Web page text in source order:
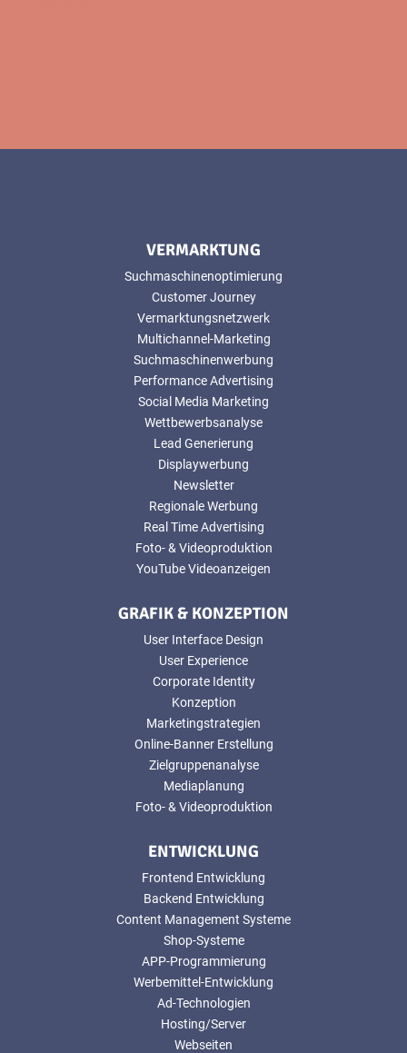
VERMARKTUNG
Suchmaschinenoptimierung
Customer Journey
Vermarktungsnetzwerk
Multichannel-Marketing
Suchmaschinenwerbung
Performance Advertising
Social Media Marketing
Wettbewerbsanalyse
Lead Generierung
Displaywerbung
Newsletter
Regionale Werbung
Real Time Advertising
Foto- & Videoproduktion
YouTube Videoanzeigen
GRAFIK & KONZEPTION
User Interface Design
User Experience
Corporate Identity
Konzeption
Marketingstrategien
Online-Banner Erstellung
Zielgruppenanalyse
Mediaplanung
Foto- & Videoproduktion
ENTWICKLUNG
Frontend Entwicklung
Backend Entwicklung
Content Management Systeme
Shop-Systeme
APP-Programmierung
Werbemittel-Entwicklung
Ad-Technologien
Hosting/Server
Webseiten